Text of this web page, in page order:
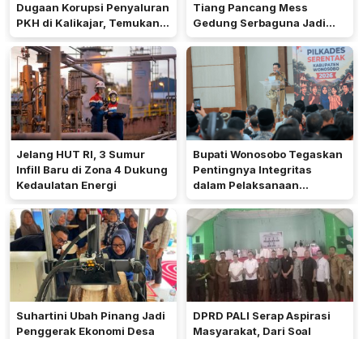
Dugaan Korupsi Penyaluran
PKH di Kalikajar, Temukan
Hampir 600 Kartu ATM
Penerima Manfaat
Tiang Pancang Mess
Gedung Serbaguna Jadi
Sorotan Publik
Jelang HUT RI, 3 Sumur
Infill Baru di Zona 4 Dukung
Kedaulatan Energi
Bupati Wonosobo Tegaskan
Pentingnya Integritas
dalam Pelaksanaan
Pilkades 2026
Suhartini Ubah Pinang Jadi
Penggerak Ekonomi Desa
DPRD PALI Serap Aspirasi
Masyarakat, Dari Soal